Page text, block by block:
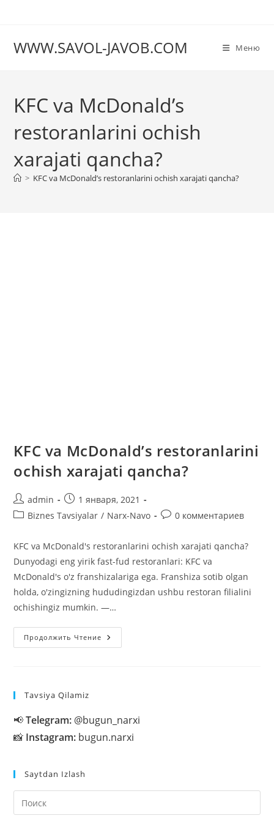
WWW.SAVOL-JAVOB.COM Меню
KFC va McDonald’s
restoranlarini ochish
xarajati qancha?
> KFC va McDonald’s restoranlarini ochish xarajati qancha?
KFC va McDonald’s restoranlarini
ochish xarajati qancha?
Автор
записи:
admin
Запись
опубликована:
1 января, 2021
Рубрика
Biznes Tavsiyalar / Narx-Navo
Комментарии
записи:
0 комментариев
KFC va McDonald's restoranlarini ochish xarajati qancha?
Dunyodagi eng yirik fast-fud restoranlari: KFC va
McDonald's o'z franshizalariga ega. Franshiza sotib olgan
holda, o'zingizning hududingizdan ushbu restoran filialini
ochishingiz mumkin. —…
Продолжить Чтение KFC
Va
Tavsiya Qilamiz
📢Telegram: @bugun_narxi
📸 Instagram: bugun.narxi
Saytdan Izlash